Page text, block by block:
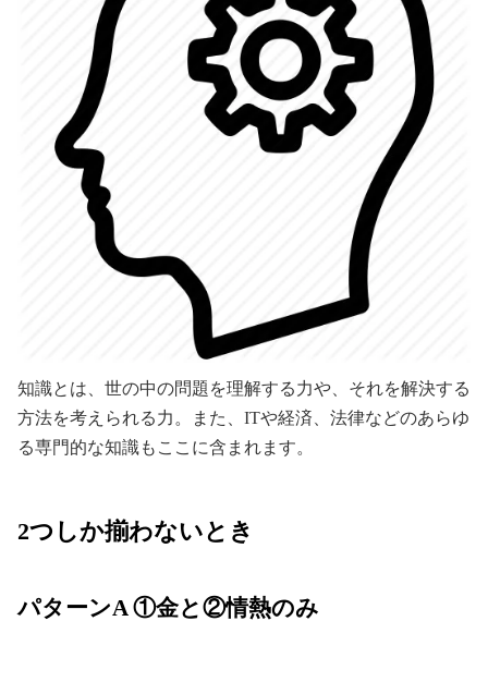
知識とは、世の中の問題を理解する力や、それを解決する
方法を考えられる力。また、ITや経済、法律などのあらゆ
る専門的な知識もここに含まれます。
2つしか揃わないとき
パターンA ①金と②情熱のみ